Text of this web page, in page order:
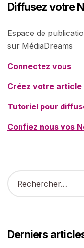
Diffusez votre
Espace de
sur MédiaDreams
Connectez vous
Créez votre article
Tutoriel pour
Confiez nous vos
R
e
r
c
Derniers